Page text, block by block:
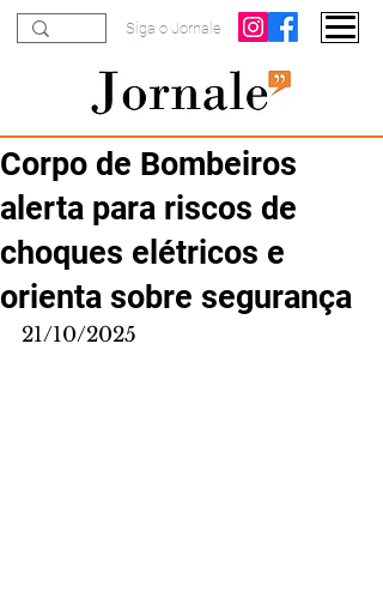
Siga o Jornale
Corpo de Bombeiros
alerta para riscos de
choques elétricos e
orienta sobre segurança
21/10/2025